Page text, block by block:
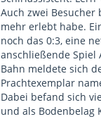
Auch zwei
mehr erlebt habe.
noch das 0:3, eine
anschließende Spiel
Bahn meldete sich
Prachtexemplar
Dabei befand sich
und als Bodenbelag